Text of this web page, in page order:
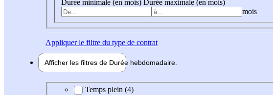
Durée minimale (en mois) Durée maximale (en mois)
mois
Appliquerle filtre du type de contrat
Afficher les filtres de Durée hebdomadaire
Durée hebdomadaire
Temps plein (4)